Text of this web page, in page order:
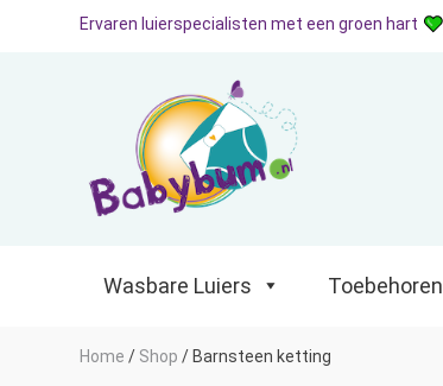
Wasbare Luiers Toebehoren
Ervaren luierspecialisten met een groen hart
Wasbare Luiers Toebehoren
Home / Shop / Barnsteen ketting